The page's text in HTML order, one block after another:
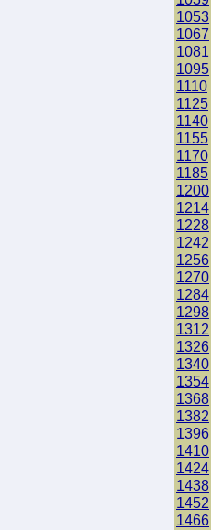
1053
1067
1081
1095
1110
1125
1140
1155
1170
1185
1200
1214
1228
1242
1256
1270
1284
1298
1312
1326
1340
1354
1368
1382
1396
1410
1424
1438
1452
1466